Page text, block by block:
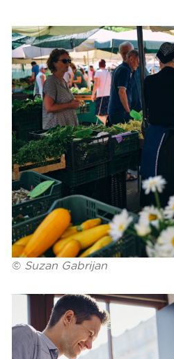
© Suzan Gabrijan